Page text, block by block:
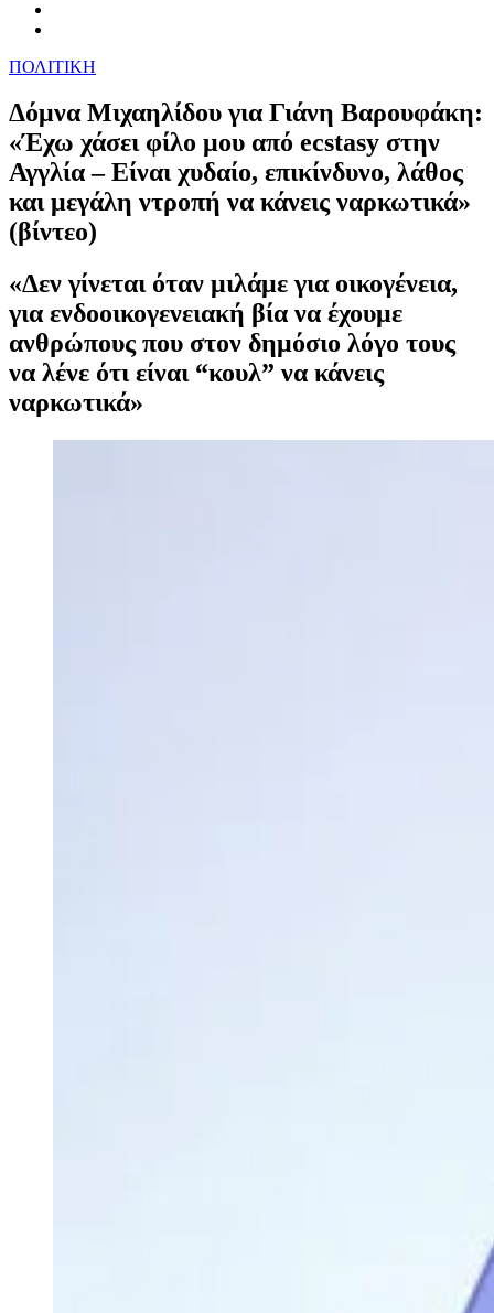
ΠΟΛΙΤΙΚΗ
Δόμνα Μιχαηλίδου για Γιάνη Βαρουφάκη:
«Έχω χάσει φίλο μου από ecstasy στην
Αγγλία – Είναι χυδαίο, επικίνδυνο, λάθος
και μεγάλη ντροπή να κάνεις ναρκωτικά»
(βίντεο)
«Δεν γίνεται όταν μιλάμε για οικογένεια,
για ενδοοικογενειακή βία να έχουμε
ανθρώπους που στον δημόσιο λόγο τους
να λένε ότι είναι “κουλ” να κάνεις
ναρκωτικά»